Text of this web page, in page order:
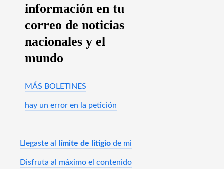
información en tu
correo de noticias
nacionales y el
mundo
MÁS BOLETINES
hay un error en la petición
Llegaste al límite de litigio de mi
Disfruta al máximo el contenido